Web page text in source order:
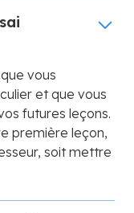
vous
et que vous
futures leçons.
première leçon,
soit mettre